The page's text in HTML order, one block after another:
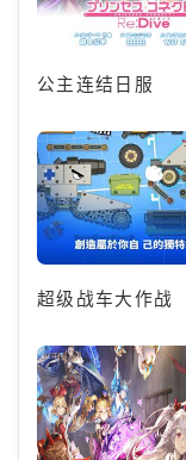
公主连结日服
超级战车大作战